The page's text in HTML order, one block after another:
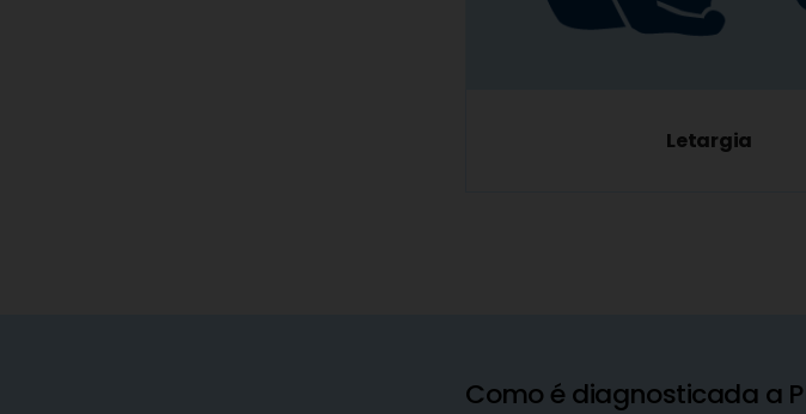
Letargia
Como é diagnosticada a